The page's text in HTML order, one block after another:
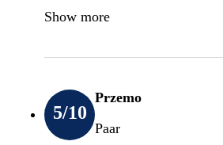
Show more
5/10
Przemo
Paar